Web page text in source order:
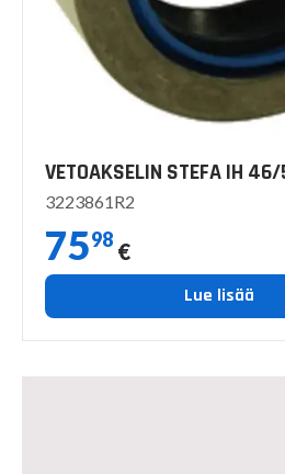
VETOAKSELIN STEFA IH
3223861R2
7598 €
Lue lisää